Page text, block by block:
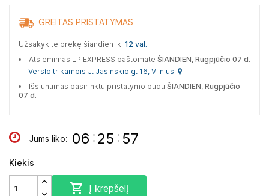
GREITAS PRISTATYMAS
Užsakykite prekę šiandien iki 12 val.
Atsiėmimas LP EXPRESS paštomate ŠIANDIEN, Rugpjūčio 07 d.
Verslo trikampis J. Jasinskio g. 16, Vilnius
Išsiuntimas pasirinktu pristatymo būdu ŠIANDIEN, Rugpjūčio
07 d.
Jums liko: 06 :25 : 56
Kiekis
 Į krepšelį